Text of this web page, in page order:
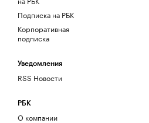
Подписка на РБК
Корпоративная
подписка
Уведомления
RSS Новости
РБК
О компании